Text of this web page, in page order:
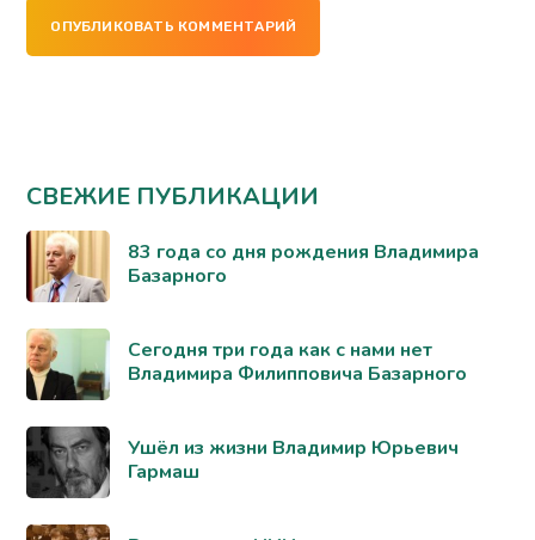
ОПУБЛИКОВАТЬ КОММЕНТАРИЙ
СВЕЖИЕ ПУБЛИКАЦИИ
83 года со дня рождения Владимира
Базарного
Сегодня три года как с нами нет
Владимира Филипповича Базарного
Ушёл из жизни Владимир Юрьевич
Гармаш